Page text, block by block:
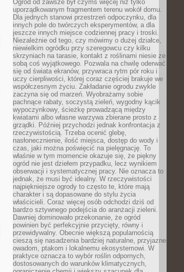
Ogród od zawsze był czymś więcej niż tylko
uporządkowanym fragmentem terenu wokół domu.
Dla jednych stanowi przestrzeń odpoczynku, dla
innych pole do twórczych eksperymentów, a dla
jeszcze innych miejsce codziennej pracy i troski.
Niezależnie od tego, czy mówimy o dużej działce,
niewielkim ogródku przy szeregowcu czy kilku
skrzyniach na tarasie, kontakt z roślinami niesie ze
sobą coś wyjątkowego. Pozwala na chwilę oderwać
się od świata ekranów, przywraca rytm pór roku i
uczy cierpliwości, której coraz częściej brakuje we
współczesnym życiu. Zakładanie ogrodu zwykle
zaczyna się od marzeń. Wyobrażamy sobie
pachnące rabaty, soczystą zieleń, wygodny kącik
wypoczynkowy, ścieżkę prowadzącą między
kwiatami albo własne warzywa zbierane prosto z
grządki. Później przychodzi jednak konfrontacja z
rzeczywistością. Trzeba ocenić glebę,
nasłonecznienie, ilość miejsca, dostęp do wody i
czas, jaki można poświęcić na pielęgnację. To
właśnie w tym momencie okazuje się, że piękny
ogród nie jest dziełem przypadku, lecz wynikiem
obserwacji i systematycznej pracy. Nie oznacza to
jednak, że musi być idealny. W rzeczywistości
najpiękniejsze ogrody to często te, które mają
charakter i są dopasowane do stylu życia
właścicieli. Coraz więcej osób odchodzi dziś od
bardzo sztywnego podejścia do aranżacji zieleni.
Dawniej dominowało przekonanie, że ogród
powinien być perfekcyjnie przycięty, równy i
przewidywalny. Obecnie większą popularnością
cieszą się nasadzenia bardziej naturalne, przyjazne
owadom, ptakom i lokalnemu ekosystemowi. W
praktyce oznacza to wybór roślin odpornych,
dostosowanych do warunków klimatycznych,